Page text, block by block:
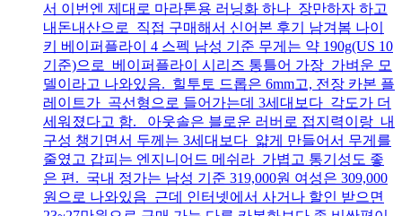
서 이번엔 제대로 마라톤용 러닝화 하나 장만하자 하고
내돈내산으로 직접 구매해서 신어본 후기 남겨봄 나이
키 베이퍼플라이 4 스펙 남성 기준 무게는 약 190g(US 10
기준)으로 베이퍼플라이 시리즈 통틀어 가장 가벼운 모
델이라고 나와있음. 힐투토 드롭은 6mm고, 전장 카본 플
레이트가 곡선형으로 들어가는데 3세대보다 각도가 더
세워졌다고 함. 아웃솔은 블로운 러버로 접지력이랑 내
구성 챙기면서 두께는 3세대보다 얇게 만들어서 무게를
줄였고 갑피는 엔지니어드 메쉬라 가볍고 통기성도 좋
은 편. 국내 정가는 남성 기준 319,000원 여성은 309,000
원으로 나와있음 근데 인터넷에서 사거나 할인 받으면